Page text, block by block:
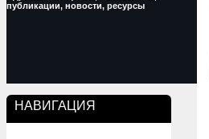
публикации, новости, ресурсы
НАВИГАЦИЯ